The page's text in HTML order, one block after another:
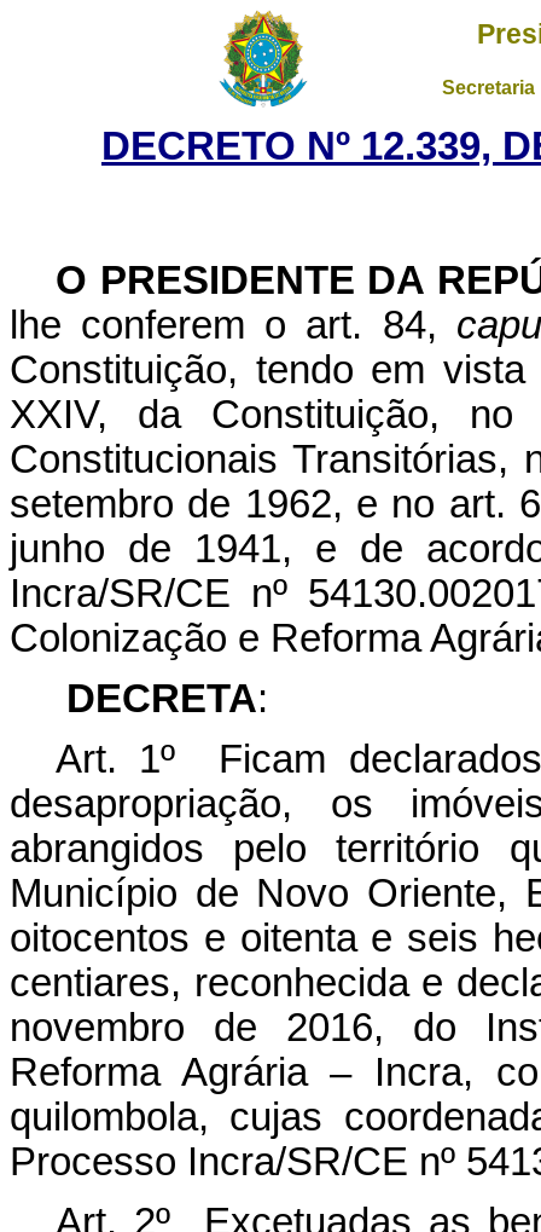
DECRETO Nº 12.339,
O PRESIDENTE DA
lhe conferem o art. 84,
Constituição, tendo em
XXIV, da Constituição,
Constitucionais Transitórias,
setembro de 1962, e no art.
junho de 1941, e de
Incra/SR/CE nº
Colonização e Reforma
DECRETA:
Art. 1º Ficam
desapropriação, os
abrangidos pelo território
Município de Novo Oriente,
oitocentos e oitenta e seis
centiares, reconhecida e
novembro de 2016, do
Reforma Agrária – Incra,
quilombola, cujas
Processo Incra/SR/CE nº
Art. 2º Excetuadas as